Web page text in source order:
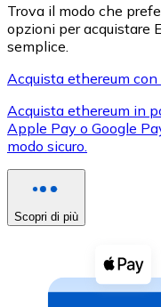
XRP
XRP
Vedi tutto
Buoni cripto
Acquista
Trova il modo che
opzioni per acquistare
semplice.
Acquista ethereum
Acquista ethereum in
Apple Pay o Google
modo sicuro.
Scopri di più